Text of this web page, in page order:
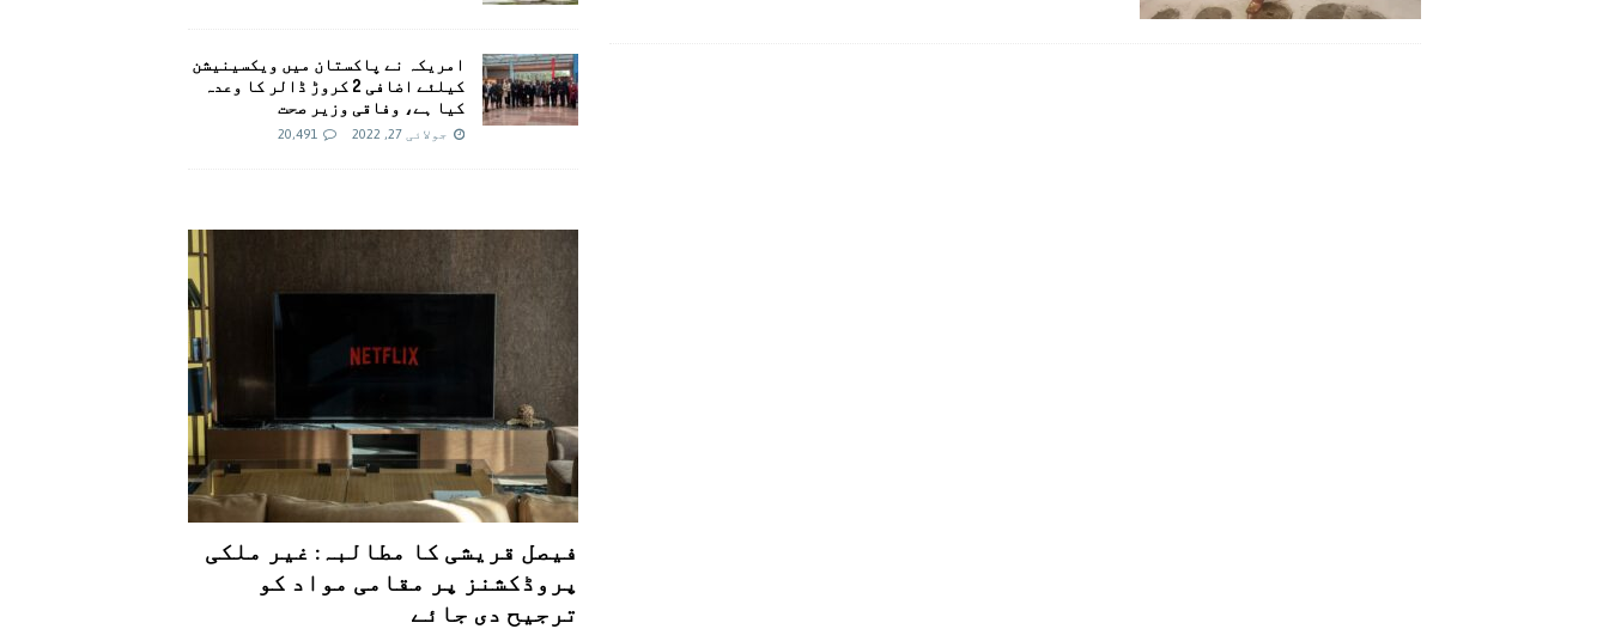
امريکہ نے پاکستان میں ویکسینیشن
کیلئے اضافی 2 کروڑ ڈالر کا وعدہ
کیا ہے، وفاقی وزیر صحت
جولائی 27, 2022 20,491
فیصل قریشی کا مطالبہ: غیر ملکی
پروڈکشنز پر مقامی مواد کو
ترجیح دی جائے